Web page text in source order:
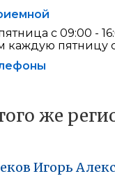
с 09:00 -
пятницу с
же
Игорь